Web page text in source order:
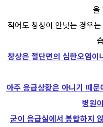
을
적어도 창상이 안낫는 경우
창상은 절단면의 심한오염
아주 응급상황은 아니기 때
병원
굳이 응급실에서 봉합하지